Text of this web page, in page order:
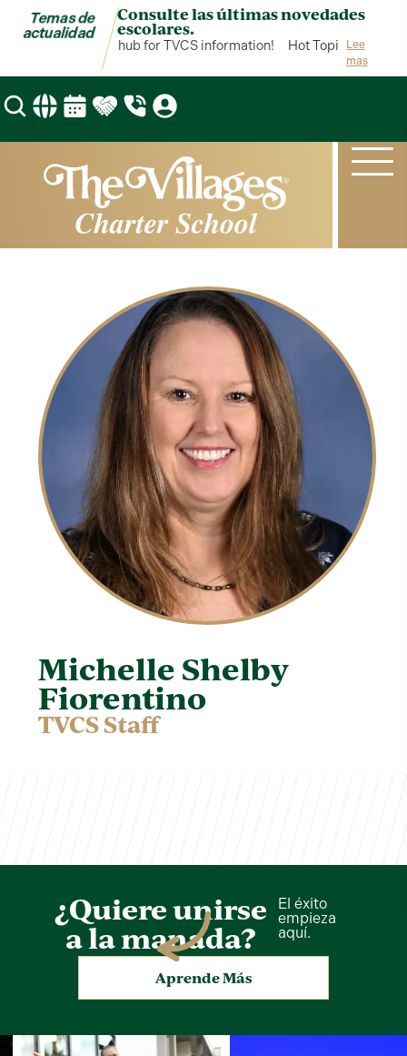
Temas de
actualidad
Consulte las últimas novedades
escolares.
Hot Topics is your hub for TVCS information! Hot Topics is your
Lee
mas
Michelle Shelby
Fiorentino
TVCS Staff
¿Quiere unirse
a la manada?
El éxito
empieza
aquí.
Aprende Más